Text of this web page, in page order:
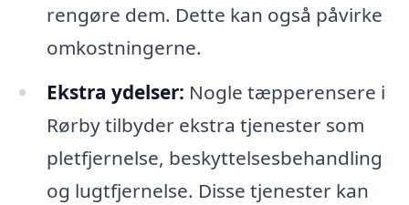
rengøre dem. Dette kan også påvirke
omkostningerne.
Ekstra ydelser: Nogle tæpperensere i
Rørby tilbyder ekstra tjenester som
pletfjernelse, beskyttelsesbehandling
og lugtfjernelse. Disse tjenester kan